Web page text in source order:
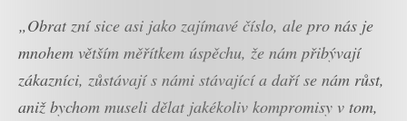
„Obrat zní sice asi jako zajímavé číslo, ale pro nás je
mnohem větším měřítkem úspěchu, že nám přibývají
zákazníci, zůstávají s námi stávající a daří se nám růst,
aniž bychom museli dělat jakékoliv kompromisy v tom,